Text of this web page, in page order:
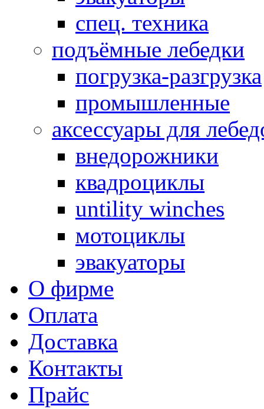
спец. техника
подъёмные лебедки
погрузка-разгрузка
промышленные
аксессуары для
внедорожники
квадроциклы
untility winches
мотоциклы
эвакуаторы
О фирме
Оплата
Доставка
Контакты
Прайс